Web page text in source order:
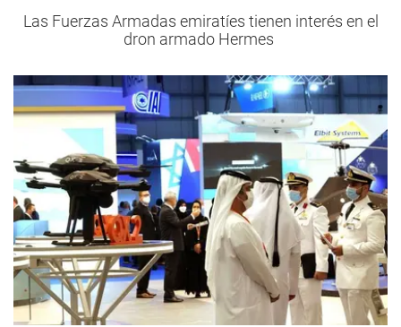
Las Fuerzas Armadas emiratíes tienen interés en el
dron armado Hermes